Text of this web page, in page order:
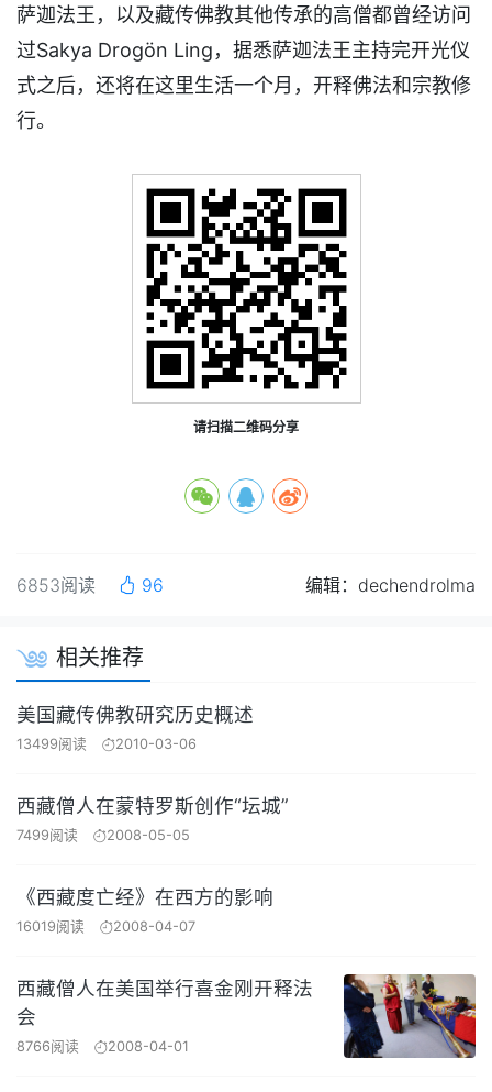
萨迦法王，以及藏传佛教其他传承的高僧都曾经访问
过Sakya Drogön Ling，据悉萨迦法王主持完开光仪
式之后，还将在这里生活一个月，开释佛法和宗教修
行。
请扫描二维码分享
6853阅读 96 编辑：dechendrolma
相关推荐
美国藏传佛教研究历史概述
13499阅读 2010-03-06
西藏僧人在蒙特罗斯创作“坛城”
7499阅读 2008-05-05
《西藏度亡经》在西方的影响
16019阅读 2008-04-07
西藏僧人在美国举行喜金刚开释法
会
8766阅读 2008-04-01